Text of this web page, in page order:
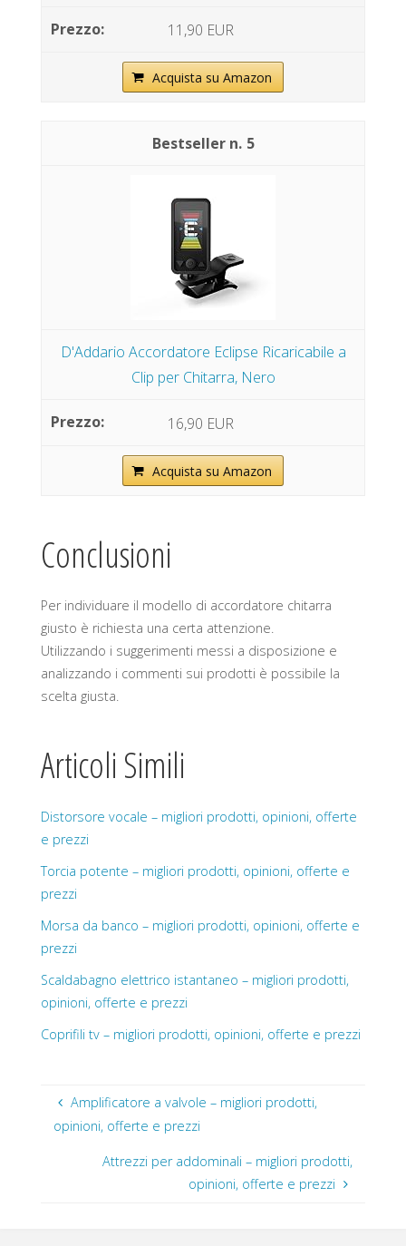
11,90 EUR
Acquista su Amazon
5
D'Addario Accordatore Eclipse Ricaricabile a
Clip per Chitarra, Nero
16,90 EUR
Acquista su Amazon
Conclusioni
Per individuare il modello di accordatore chitarra
giusto è richiesta una certa attenzione.
Utilizzando i suggerimenti messi a disposizione e
analizzando i commenti sui prodotti è possibile la
scelta giusta.
Articoli Simili
Distorsore vocale – migliori prodotti, opinioni, offerte
e prezzi
Torcia potente – migliori prodotti, opinioni, offerte e
prezzi
Morsa da banco – migliori prodotti, opinioni, offerte e
prezzi
Scaldabagno elettrico istantaneo – migliori prodotti,
opinioni, offerte e prezzi
Coprifili tv – migliori prodotti, opinioni, offerte e prezzi
Amplificatore a valvole – migliori prodotti,
opinioni, offerte e prezzi
Attrezzi per addominali – migliori prodotti,
opinioni, offerte e prezzi